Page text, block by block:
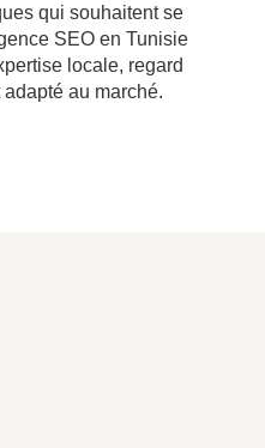
qui souhaitent se
SEO en Tunisie
locale, regard
au marché.